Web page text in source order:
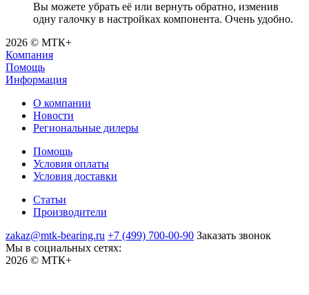
Вы можете убрать её или вернуть обратно, изменив
одну галочку в настройках компонента. Очень удобно.
2026 © МТК+
Компания
Помощь
Информация
О компании
Новости
Региональные дилеры
Помощь
Условия оплаты
Условия доставки
Статьи
Производители
zakaz@mtk-bearing.ru +7 (499) 700-00-90 Заказать звонок
Мы в социальных сетях:
2026 © МТК+